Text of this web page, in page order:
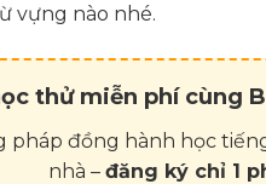
vựng nào nhé.
thử miễn phí cùng
pháp đồng hành học
nhà – đăng ký chỉ 1